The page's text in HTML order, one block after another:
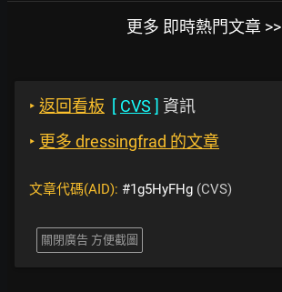
更多 即時熱門文章 >>
‣ 返回看板 [ CVS ] 資訊
‣ 更多 dressingfrad 的文章
文章代碼(AID): #1g5HyFHg (CVS)
關閉廣告 方便截圖